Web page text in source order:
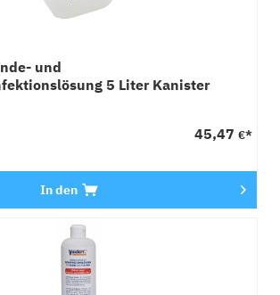
und
5 Liter Kanister
45,47 €*
In den